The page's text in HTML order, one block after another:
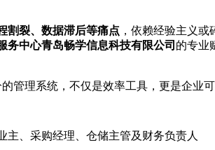
割裂、数据滞后等痛点 ，依赖经验主义或
务中心青岛畅学信息科技有限公司 的专业
管理系统，不仅是效率工具，更是企业
主、采购经理、仓储主管及财务负责人